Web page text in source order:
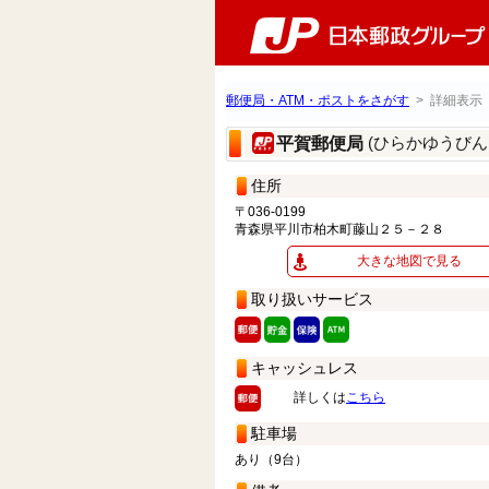
郵便局・ATM・ポストをさがす > 詳細表示
平賀郵便局 (ひらかゆうび
住所
〒036-0199
青森県平川市柏木町藤山２５－２８
大きな地図で見る
取り扱いサービス
キャッシュレス
詳しくはこちら
駐車場
あり（9台）